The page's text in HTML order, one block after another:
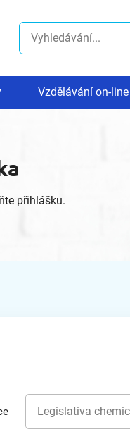
Vzdělávání on-line
přihlášku.
Legislativa